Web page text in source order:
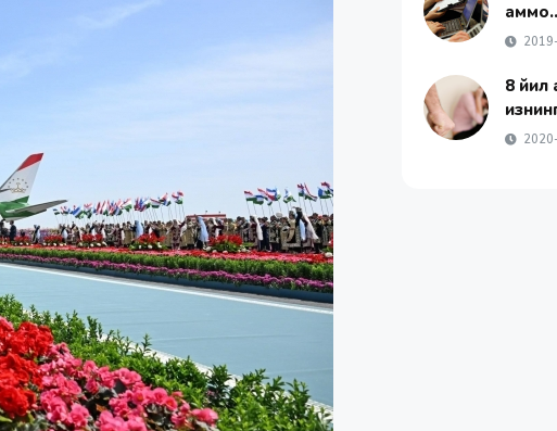
8 йил